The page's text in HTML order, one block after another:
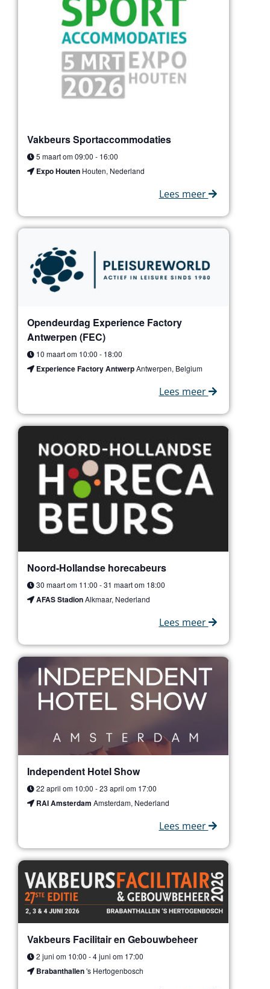
Vakbeurs Sportaccommodaties
5 maart om 09:00 - 16:00
Expo Houten Houten, Nederland
Lees meer
Opendeurdag Experience Factory
Antwerpen (FEC)
10 maart om 10:00 - 18:00
Experience Factory AntwerpAntwerpen, Belgium
Lees meer
Noord-Hollandse horecabeurs
30 maart om 11:00 -31 maart om 18:00
AFAS StadionAlkmaar, Nederland
Lees meer
Independent Hotel Show
22 april om 10:00 -23 april om 17:00
RAI Amsterdam Amsterdam, Nederland
Lees meer
Vakbeurs Facilitair en Gebouwbeheer
2 juni om 10:00 -4 juni om 17:00
Brabanthallen's Hertogenbosch